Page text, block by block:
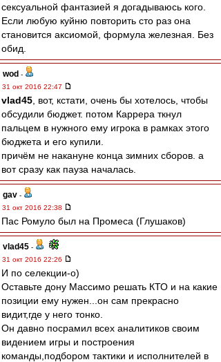
сексуальной фантазией я догадываюсь кого.
Если любую куйню повторить сто раз она
становится аксиомой, формула железная. Без
обид.
wod -
31 окт 2016 22:47
vlad45 , вот, кстати, очень бы хотелось, чтобы
обсудили бюджет. потом Каррера ткнул
пальцем в нужного ему игрока в рамках этого
бюджета и его купили.
причём не накануне конца зимних сборов. а
вот сразу как пауза началась.
gav -
31 окт 2016 22:38
Пас Ромуло был на Промеса (Глушаков)
vlad45 -
31 окт 2016 22:26
И по селекции-о)
Оставьте дону Массимо решать КТО и на какие
позиции ему нужен...он сам прекрасно
видит,где у него тонко.
Он давно посрамил всех аналитиков своим
видением игры и построения
команды,подбором тактики и исполнителей в